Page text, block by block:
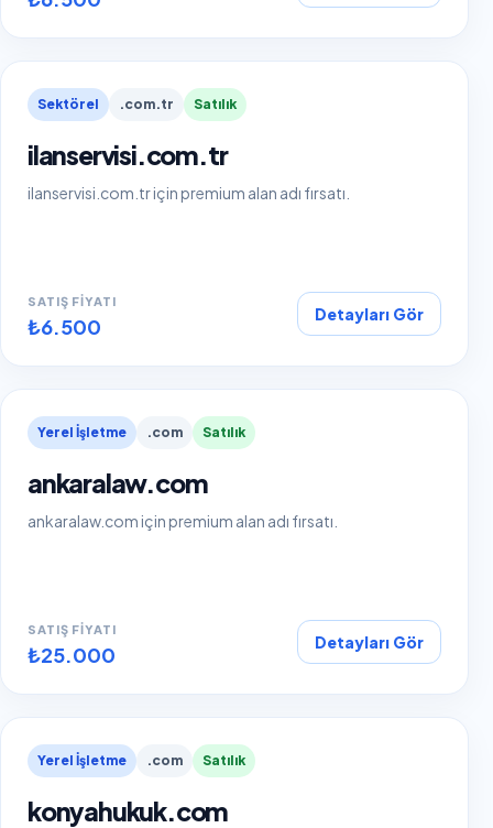
Sektörel .com.tr Satılık
ilanservisi.com.tr
ilanservisi.com.tr için premium alan adı fırsatı.
SATIŞ FIYATI
₺6.500 Detayları Gör
Yerel İşletme .com Satılık
ankaralaw.com
ankaralaw.com için premium alan adı fırsatı.
SATIŞ FIYATI
₺25.000 Detayları Gör
Yerel İşletme .com Satılık
konyahukuk.com